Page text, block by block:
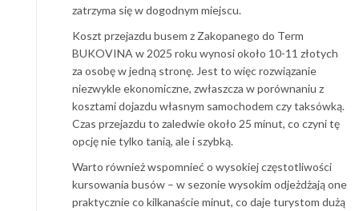
zatrzyma się w dogodnym miejscu.
Koszt przejazdu busem z Zakopanego do Term
BUKOVINA w 2025 roku wynosi około 10-11 złotych
za osobę w jedną stronę. Jest to więc rozwiązanie
niezwykle ekonomiczne, zwłaszcza w porównaniu z
kosztami dojazdu własnym samochodem czy taksówką.
Czas przejazdu to zaledwie około 25 minut, co czyni tę
opcję nie tylko tanią, ale i szybką.
Warto również wspomnieć o wysokiej częstotliwości
kursowania busów – w sezonie wysokim odjeżdżają one
praktycznie co kilkanaście minut, co daje turystom dużą